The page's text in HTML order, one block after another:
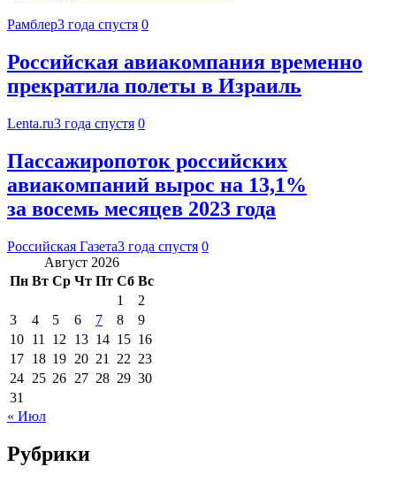
Рамблер3 года спустя 0
Российская авиакомпания временно
прекратила полеты в Израиль
Lenta.ru3 года спустя 0
Пассажиропоток российских
авиакомпаний вырос на 13,1%
за восемь месяцев 2023 года
Российская Газета3 года спустя 0
Август 2026
Пн Вт Ср Чт Пт Сб Вс
1
2
3
4 5 6 7 8
9
10 11 12 13 14 15 16
17 18 19 20 21 22 23
24 25 26 27 28 29 30
31
« Июл
Рубрики